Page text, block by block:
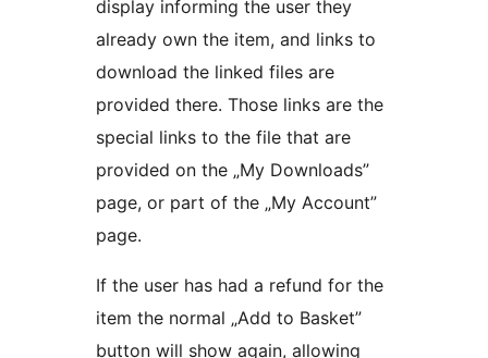
display informing the user they
already own the item, and links to
download the linked files are
provided there. Those links are the
special links to the file that are
provided on the „My Downloads”
page, or part of the „My Account”
page.
If the user has had a refund for the
item the normal „Add to Basket”
button will show again, allowing